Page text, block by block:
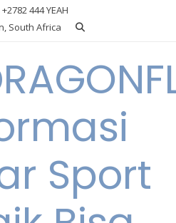
444 YEAH
South Africa
Sport